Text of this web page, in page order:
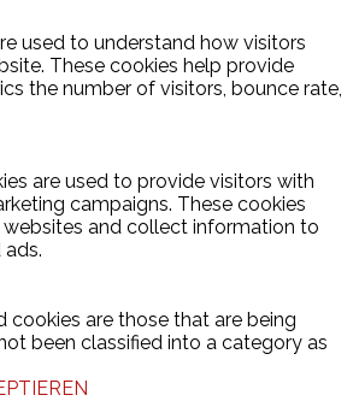
used to understand how visitors
These cookies help provide
the number of visitors, bounce rate,
are used to provide visitors with
campaigns. These cookies
and collect information to
cookies are those that are being
been classified into a category as